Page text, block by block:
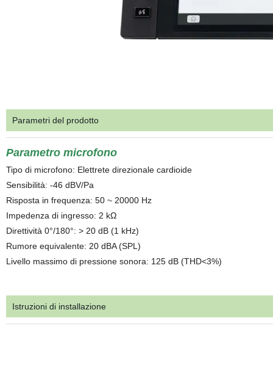
Parametri del prodotto
Parametro microfono
Tipo di microfono: Elettrete direzionale cardioide
Sensibilità: -46 dBV/Pa
Risposta in frequenza: 50 ~ 20000 Hz
Impedenza di ingresso: 2 kΩ
Direttività 0°/180°: > 20 dB (1 kHz)
Rumore equivalente: 20 dBA (SPL)
Livello massimo di pressione sonora: 125 dB (THD<3%)
Istruzioni di installazione